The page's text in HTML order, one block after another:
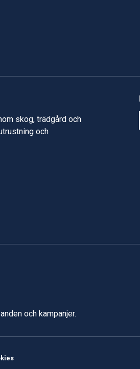
skog, trädgård och
och
och kampanjer.